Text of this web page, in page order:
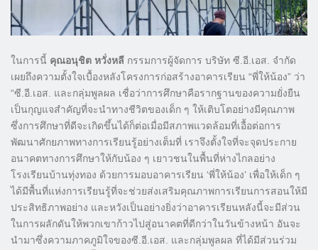
ในการนี้ คุณอนุชิต หวั่งหลี กรรมการผู้จัดการ บริษัท ซี.อี.เอส. จำกัด
เผยถึงความตั้งใจเบื้องหลังโครงการก่อสร้างอาคารเรียน “พี่ให้น้อง” ว่า
“ซี.อี.เอส. และกลุ่มพูลผล เชื่อว่าการศึกษาคือรากฐานของความยั่งยืน
เป็นกุญแจสำคัญที่จะนำทางชีวิตของเด็ก ๆ ให้เติบโตอย่างมีคุณภาพ
ซึ่งการศึกษาที่ดีจะเกิดขึ้นได้ก็ต่อเมื่อมีสภาพแวดล้อมที่เอื้อต่อการ
พัฒนาศักยภาพทางการเรียนรู้อย่างเต็มที่ เราจึงตั้งใจที่จะจุดประกาย
อนาคตทางการศึกษาให้กับน้อง ๆ เยาวชนในพื้นที่ห่างไกลอย่าง
โรงเรียนบ้านทุ่งทอง ด้วยการมอบอาคารเรียน ‘พี่ให้น้อง’ เพื่อให้เด็ก ๆ
ได้มีพื้นที่แห่งการเรียนรู้ที่จะช่วยส่งเสริมคุณภาพการเรียนการสอนให้มี
ประสิทธิภาพอย่าง และหวังเป็นอย่างยิ่งว่าอาคารเรียนหลังนี้จะมีส่วน
ในการผลักดันให้พวกเขาก้าวไปสู่อนาคตที่ดีกว่าในวันข้างหน้า อันจะ
นำมาซึ่งความภาคภูมิใจของซี.อี.เอส. และกลุ่มพูลผล ที่ได้มีส่วนร่วม